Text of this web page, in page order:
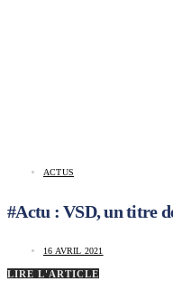
ACTUS
#Actu : VSD, un titre
16 AVRIL 2021
LIRE L'ARTICLE